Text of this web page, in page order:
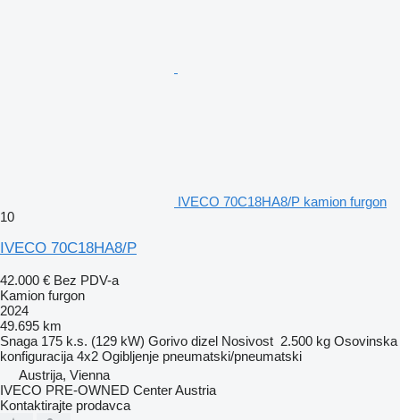
IVECO 70C18HA8/P kamion furgon
10
IVECO 70C18HA8/P
42.000 € Bez PDV-a
Kamion furgon
2024
49.695 km
Snaga 175 k.s. (129 kW) Gorivo dizel Nosivost 2.500 kg Osovinska
konfiguracija 4x2 Ogibljenje pneumatski/pneumatski
Austrija, Vienna
IVECO PRE-OWNED Center Austria
Kontaktirajte prodavca